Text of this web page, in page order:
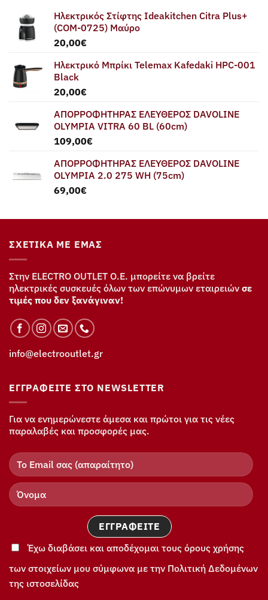
Ηλεκτρικός Στίφτης Ideakitchen Citra Plus+
(COM-0725) Μαύρο
20,00€
Ηλεκτρικό Μπρίκι Telemax Kafedaki HPC-001
Black
20,00€
ΑΠΟΡΡΟΦΗΤΗΡΑΣ ΕΛΕΥΘΕΡΟΣ DAVOLINE
OLYMPIA VITRA 60 BL (60cm)
109,00€
ΑΠΟΡΡΟΦΗΤΗΡΑΣ ΕΛΕΥΘΕΡΟΣ DAVOLINE
OLYMPIA 2.0 275 WH (75cm)
69,00€
ΣΧΕΤΙΚΆ ΜΕ ΕΜΆΣ
Στην ELECTRO OUTLET Ο.Ε. μπορείτε να βρείτε
ηλεκτρικές συσκευές όλων των επώνυμων εταιρειών σε
τιμές που δεν ξανάγιναν!
info@electrooutlet.gr
ΕΓΓΡΑΦΕΊΤΕ ΣΤΟ NEWSLETTER
Για να ενημερώνεστε άμεσα και πρώτοι για τις νέες
παραλαβές και προσφορές μας.
Έχω διαβάσει και αποδέχομαι τους όρους χρήσης
των στοιχείων μου σύμφωνα με την Πολιτική Δεδομένων
της ιστοσελίδας